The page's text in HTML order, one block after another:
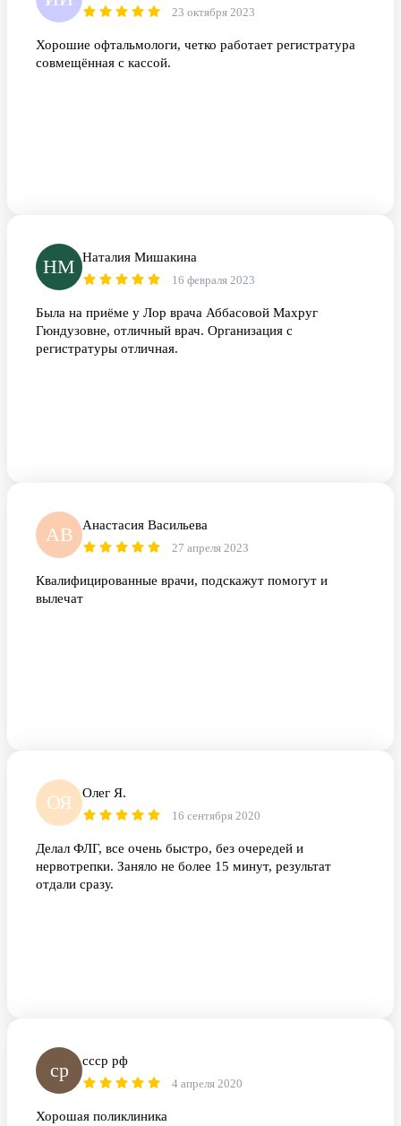
23 октября 2023
Хорошие офтальмологи, четко работает регистратура
совмещённая с кассой.
НМ Наталия Мишакина
16 февраля 2023
Была на приёме у Лор врача Аббасовой Махруг
Гюндузовне, отличный врач. Организация с
регистратуры отличная.
АВ Анастасия Васильева
27 апреля 2023
Квалифицированные врачи, подскажут помогут и
вылечат
ОЯ Олег Я.
16 сентября 2020
Делал ФЛГ, все очень быстро, без очередей и
нервотрепки. Заняло не более 15 минут, результат
отдали сразу.
ср ссср рф
4 апреля 2020
Хорошая поликлиника